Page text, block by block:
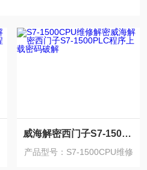
威海解密西门子S7-1500PLC程序上载密码破解
产品型号：S7-1500CPU维修